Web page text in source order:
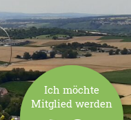
Ich möchte
Mitglied werden